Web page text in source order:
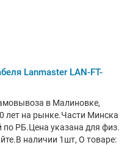
Lanmaster LAN-FT-
в Малиновке,
лет на рынке.Части Минска
РБ.Цена указана для физ.
наличии 1шт, О товаре: